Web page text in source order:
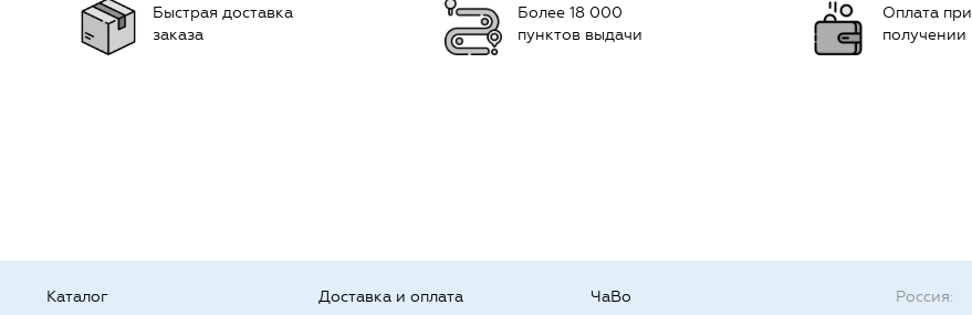
Быстрая доставка
заказа
Более 18 000
пунктов выдачи
Оплата при
получении
Каталог Доставка и оплата ЧаВо Россия: